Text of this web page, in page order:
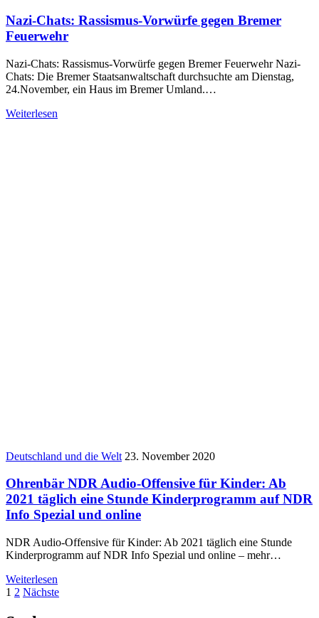
Nazi-Chats: Rassismus-Vorwürfe gegen Bremer
Feuerwehr
Nazi-Chats: Rassismus-Vorwürfe gegen Bremer Feuerwehr Nazi-
Chats: Die Bremer Staatsanwaltschaft durchsuchte am Dienstag,
24.November, ein Haus im Bremer Umland.…
Weiterlesen
Deutschland und die Welt 23. November 2020
Ohrenbär NDR Audio-Offensive für Kinder: Ab
2021 täglich eine Stunde Kinderprogramm auf NDR
Info Spezial und online
NDR Audio-Offensive für Kinder: Ab 2021 täglich eine Stunde
Kinderprogramm auf NDR Info Spezial und online – mehr…
Weiterlesen
Seitennummerierung
der
1 2 Nächste